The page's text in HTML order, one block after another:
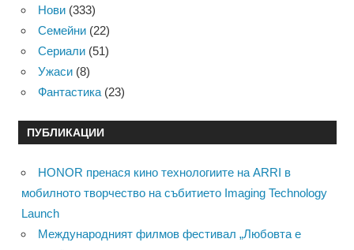
Нови (333)
Семейни (22)
Сериали (51)
Ужаси (8)
Фантастика(23)
ПУБЛИКАЦИИ
HONOR пренася кино технологиите на ARRI в
мобилното творчество на събитието Imaging Technology
Launch
Международният филмов фестивал „Любовта е